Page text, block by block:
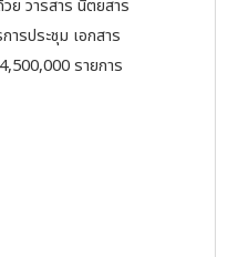
ย วารสาร นิตยสาร
ารประชุม เอกสาร
รายการ